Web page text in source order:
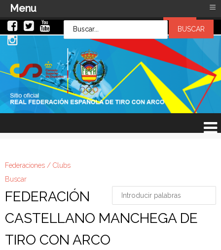
Federaciones / Clubs
Buscar
FEDERACIÓN
CASTELLANO MANCHEGA DE
TIRO CON ARCO
LOG INOR
Contraseña
Recuérdeme
Menu ≡